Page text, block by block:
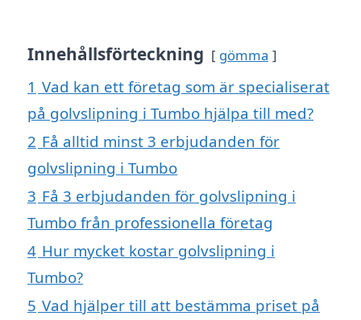
Innehållsförteckning gömma
1 Vad kan ett företag som är specialiserat
på golvslipning i Tumbo hjälpa till med?
2 Få alltid minst 3 erbjudanden för
golvslipning i Tumbo
3 Få 3 erbjudanden för golvslipning i
Tumbo från professionella företag
4 Hur mycket kostar golvslipning i
Tumbo?
5 Vad hjälper till att bestämma priset på